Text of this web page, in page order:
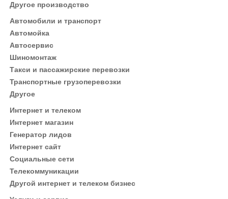
Другое производство
Автомобили и транспорт
Автомойка
Автосервис
Шиномонтаж
Такси и пассажирские перевозки
Транспортные грузоперевозки
Другое
Интернет и телеком
Интернет магазин
Генератор лидов
Интернет сайт
Социальные сети
Телекоммуникации
Другой интернет и телеком бизнес